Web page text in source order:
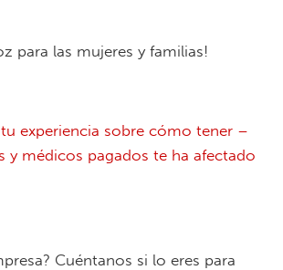
para las mujeres y familias!
experiencia sobre cómo tener –
médicos pagados te ha afectado
Cuéntanos si lo eres para